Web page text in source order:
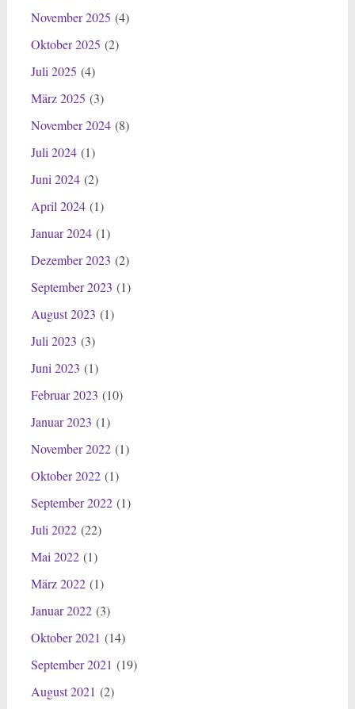
November 2025 (4)
Oktober 2025 (2)
Juli 2025 (4)
März 2025 (3)
November 2024(8)
Juli 2024(1)
Juni 2024(2)
April 2024(1)
Januar 2024(1)
Dezember 2023 (2)
September 2023 (1)
August 2023 (1)
Juli 2023 (3)
Juni 2023 (1)
Februar 2023 (10)
Januar 2023 (1)
November 2022(1)
Oktober 2022(1)
September 2022(1)
Juli 2022(22)
Mai 2022(1)
März 2022(1)
Januar 2022(3)
Oktober 2021 (14)
September 2021 (19)
August 2021 (2)